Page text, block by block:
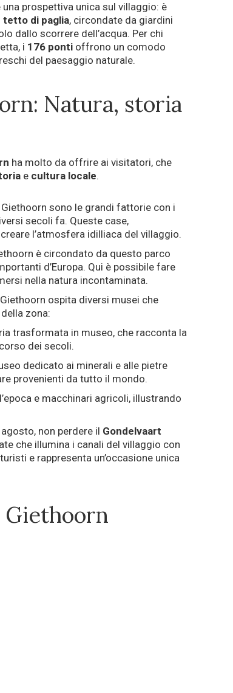
prospettiva unica sul villaggio: è
tetto di paglia, circondate da giardini
dallo scorrere dell’acqua. Per chi
i 176 ponti offrono un comodo
del paesaggio naturale.
Natura, storia
ha molto da offrire ai visitatori, che
e cultura locale.
sono le grandi fattorie con i
secoli fa. Queste case,
l’atmosfera idilliaca del villaggio.
è circondato da questo parco
d’Europa. Qui è possibile fare
nella natura incontaminata.
ospita diversi musei che
zona:
trasformata in museo, che racconta la
dei secoli.
dedicato ai minerali e alle pietre
provenienti da tutto il mondo.
e macchinari agricoli, illustrando
non perdere il Gondelvaart
che illumina i canali del villaggio con
e rappresenta un’occasione unica